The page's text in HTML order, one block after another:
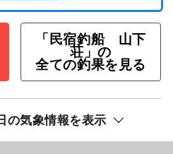
「民宿釣船 山下
荘」の
全ての釣果を見る
の気象情報を表示